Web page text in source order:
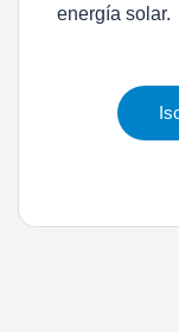
energía solar.